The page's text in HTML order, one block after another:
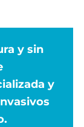
y sin
y